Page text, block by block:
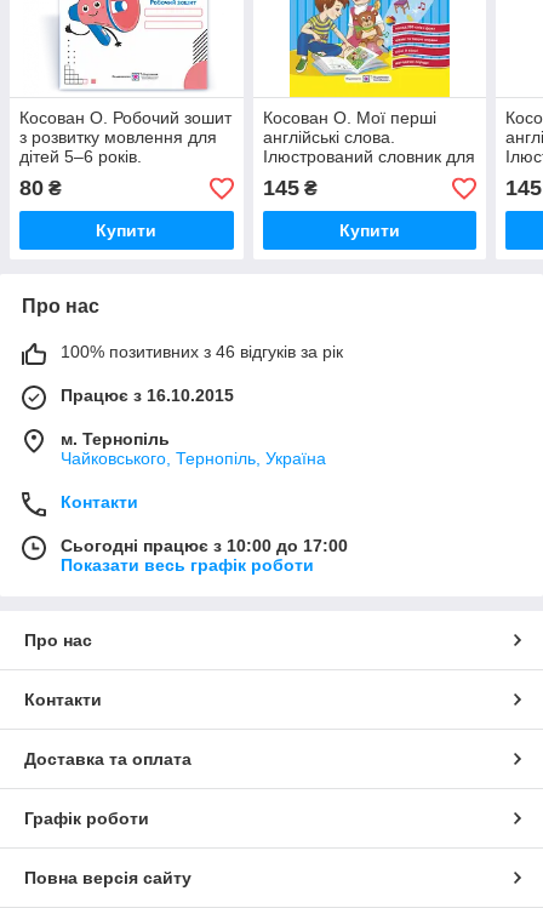
Косован О. Робочий зошит
з розвитку мовлення для
дітей 5–6 років.
80 ₴
Купити
Косован О. Мої перші
англійські слова.
Ілюстрований словник для
145₴
Купити
145
Про нас
100% позитивних з 46 відгуків за рік
Працює з 16.10.2015
м. Тернопіль
Чайковського, Тернопіль, Україна
Контакти
Сьогодні працює з 10:00 до 17:00
Показати весь графік роботи
Про нас
Контакти
Доставка та оплата
Графік роботи
Повна версія сайту